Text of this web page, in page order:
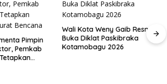
Pimpin
Pemkab
Wali Kota Weny Gaib Resmi
Buka Diklat Paskibraka
Kotamobagu 2026